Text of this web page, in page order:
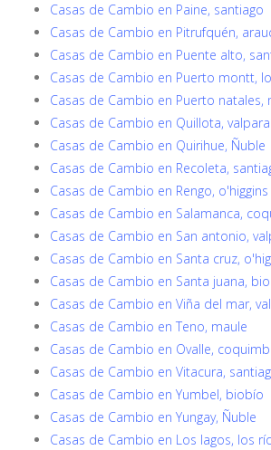
Casas de Cambio en Paine, santiago
Casas de Cambio en Pitrufquén,
Casas de Cambio en Puente alto,
Casas de Cambio en Puerto montt,
Casas de Cambio en Puerto natales,
Casas de Cambio en Quillota,
Casas de Cambio en Quirihue, Ñuble
Casas de Cambio en Recoleta,
Casas de Cambio en Rengo, o'higgins
Casas de Cambio en Salamanca,
Casas de Cambio en San antonio,
Casas de Cambio en Santa cruz,
Casas de Cambio en Santa juana,
Casas de Cambio en Viña del mar,
Casas de Cambio en Teno, maule
Casas de Cambio en Ovalle,
Casas de Cambio en Vitacura,
Casas de Cambio en Yumbel, biobío
Casas de Cambio en Yungay, Ñuble
Casas de Cambio en Los lagos, los